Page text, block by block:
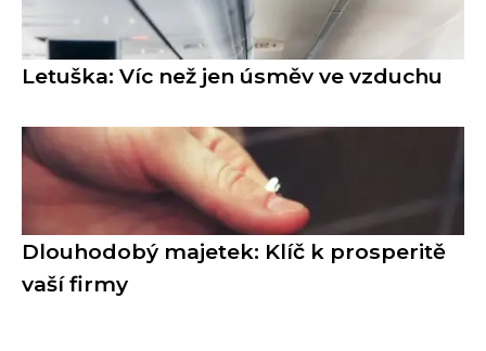
Letuška: Víc než jen úsměv ve vzduchu
Dlouhodobý majetek: Klíč k prosperitě
vaší firmy